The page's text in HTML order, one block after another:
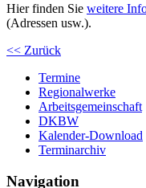
Hier finden Sie weitere
(Adressen usw.).
<< Zurück
Termine
Regionalwerke
Arbeitsgemeinschaft
DKBW
Kalender-Download
Terminarchiv
Navigation